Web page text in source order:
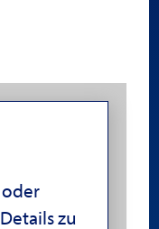
oder
zu